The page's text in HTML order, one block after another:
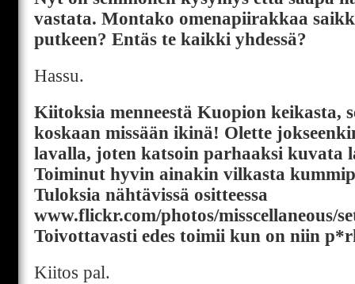
vastata. Montako omenapiirakkaa
putkeen? Entäs te kaikki yhdessä?
Hassu.
Kiitoksia menneestä Kuopion keikasta,
koskaan missään ikinä! Olette
lavalla, joten katsoin parhaaksi kuvata
Toiminut hyvin ainakin vilkasta
Tuloksia nähtävissä ositteessa
www.flickr.com/photos/misscellaneous/
Toivottavasti edes toimii kun on niin
Kiitos pal.